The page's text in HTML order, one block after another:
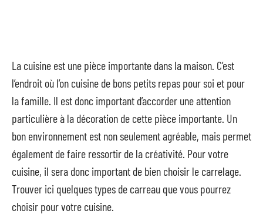
La cuisine est une pièce importante dans la maison. C’est
l’endroit où l’on cuisine de bons petits repas pour soi et pour
la famille. Il est donc important d’accorder une attention
particulière à la décoration de cette pièce importante. Un
bon environnement est non seulement agréable, mais permet
également de faire ressortir de la créativité. Pour votre
cuisine, il sera donc important de bien choisir le carrelage.
Trouver ici quelques types de carreau que vous pourrez
choisir pour votre cuisine.